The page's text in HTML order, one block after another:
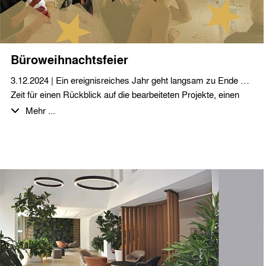
Tiefgarage unterbaut. Im rückwärtigen Grundstücksbereich bis
hin zum Parkgraben entstehen zusätzlich 11 Doppelhäuser.
Büroweihnachtsfeier
3.12.2024 | Ein ereignisreiches Jahr geht langsam zu Ende …
Zeit für einen Rückblick auf die bearbeiteten Projekte, einen
Ausblick auf neue Aufgaben und vor allem für einen
und besinnliche Advents- und Weihnachtszeit!
Mehr ...